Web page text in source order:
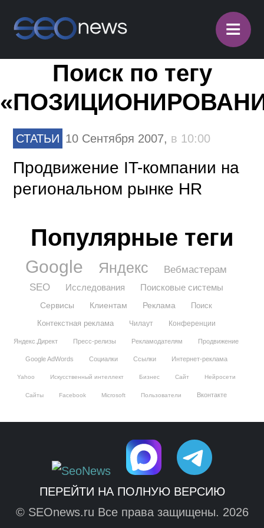
≡
Поиск по тегу
СТАТЬИ 10 Сентября 2007, в 10:00
Продвижение IT-компании на
региональном рынке HR
Популярные теги
Google Яндекс
Вебмастерам
SEO
Исследования Поисковые системы
Сервисы Клиентам Реклама
Поиск
Контекстная реклама
Чилаут Конференции
Яндекс.Директ Пресс-релизы Рекламодателям Продвижение
Google AdWords Социалки Ссылки Интернет-реклама
Yahoo Искусственный интеллект Бизнес Сайт Нейросети
Сайты Facebook Microsoft Пользователи Вконтакте
ПЕРЕЙТИ НА ПОЛНУЮ ВЕРСИЮ
© SEOnews.ru Все права защищены. 2026